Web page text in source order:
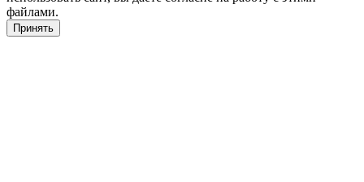
файлами.
Принять